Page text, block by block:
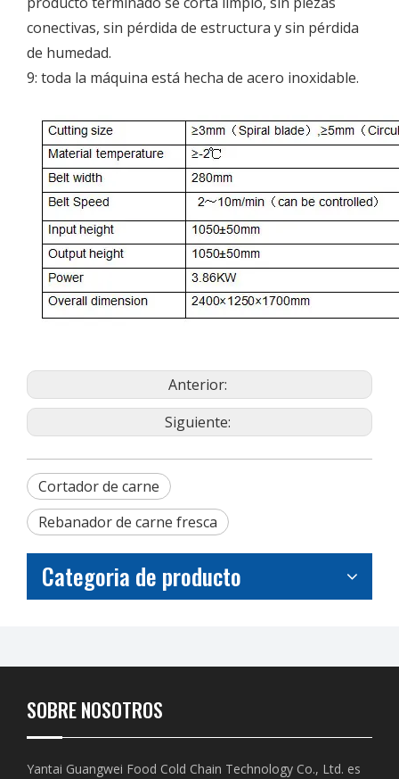
conectivas, sin pérdida de estructura y sin pérdida
de humedad.
9: toda la máquina está hecha de acero inoxidable.
Anterior:
Siguiente:
Cortador de carne
Rebanador de carne fresca
Categoria de producto
SOBRE NOSOTROS
Yantai Guangwei Food Cold Chain Technology Co., Ltd. es